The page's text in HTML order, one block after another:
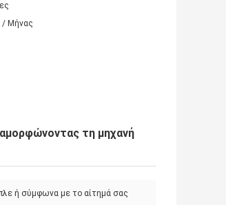
/ Μήνας
τη μηχανή
ή σύμφωνα με το αίτημά σας